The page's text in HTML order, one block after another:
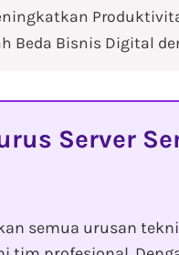
Beda Bisnis Digital
Server
semua urusan